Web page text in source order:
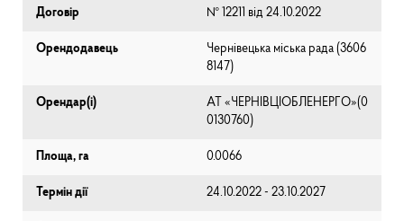
Договір № 12211 від 24.10.2022
Орендодавець
Чернівецька міська рада (⁨3606
8147⁩)
Орендар(і)
АТ «ЧЕРНІВЦІОБЛЕНЕРГО»(0
0130760)
Площа, га 0.0066
Термін дії 24.10.2022 - 23.10.2027